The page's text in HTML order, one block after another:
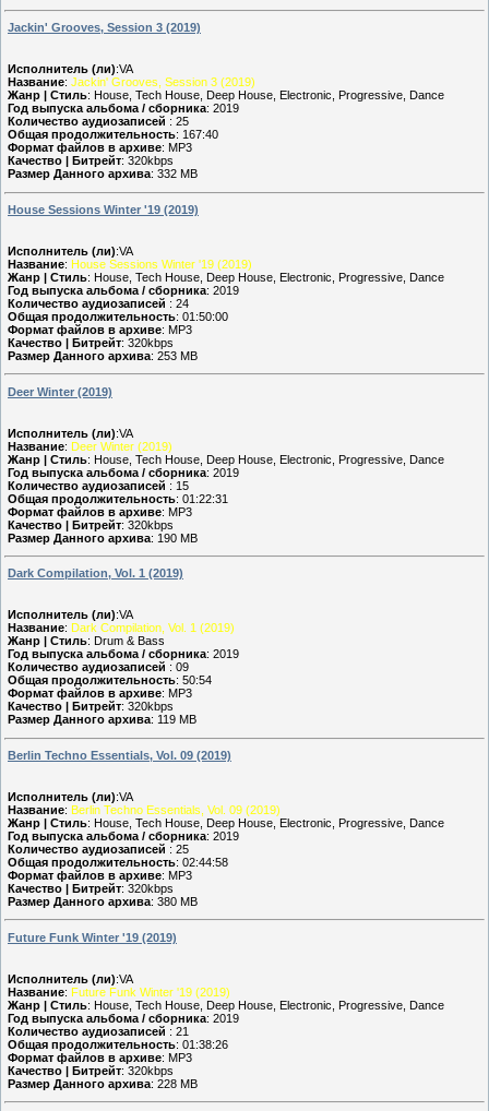
Jackin' Grooves, Session 3 (2019)
Исполнитель (ли):VA
Название: Jackin' Grooves, Session 3 (2019)
Жанр | Стиль: House, Tech House, Deep House, Electronic, Progressive, Dance
Год выпуска альбома / сборника: 2019
Количество аудиозаписей : 25
Общая продолжительность: 167:40
Формат файлов в архиве: MP3
Качество | Битрейт: 320kbps
Размер Данного архива: 332 MB
House Sessions Winter '19 (2019)
Исполнитель (ли):VA
Название: House Sessions Winter '19 (2019)
Жанр | Стиль: House, Tech House, Deep House, Electronic, Progressive, Dance
Год выпуска альбома / сборника: 2019
Количество аудиозаписей : 24
Общая продолжительность: 01:50:00
Формат файлов в архиве: MP3
Качество | Битрейт: 320kbps
Размер Данного архива: 253 MB
Deer Winter (2019)
Исполнитель (ли):VA
Название: Deer Winter (2019)
Жанр | Стиль: House, Tech House, Deep House, Electronic, Progressive, Dance
Год выпуска альбома / сборника: 2019
Количество аудиозаписей : 15
Общая продолжительность: 01:22:31
Формат файлов в архиве: MP3
Качество | Битрейт: 320kbps
Размер Данного архива: 190 MB
Dark Compilation, Vol. 1 (2019)
Исполнитель (ли):VA
Название: Dark Compilation, Vol. 1 (2019)
Жанр | Стиль: Drum & Bass
Год выпуска альбома / сборника: 2019
Количество аудиозаписей : 09
Общая продолжительность: 50:54
Формат файлов в архиве: MP3
Качество | Битрейт: 320kbps
Размер Данного архива: 119 MB
Berlin Techno Essentials, Vol. 09 (2019)
Исполнитель (ли):VA
Название: Berlin Techno Essentials, Vol. 09 (2019)
Жанр | Стиль: House, Tech House, Deep House, Electronic, Progressive, Dance
Год выпуска альбома / сборника: 2019
Количество аудиозаписей : 25
Общая продолжительность: 02:44:58
Формат файлов в архиве: MP3
Качество | Битрейт: 320kbps
Размер Данного архива: 380 MB
Future Funk Winter '19 (2019)
Исполнитель (ли):VA
Название: Future Funk Winter '19 (2019)
Жанр | Стиль: House, Tech House, Deep House, Electronic, Progressive, Dance
Год выпуска альбома / сборника: 2019
Количество аудиозаписей : 21
Общая продолжительность: 01:38:26
Формат файлов в архиве: MP3
Качество | Битрейт: 320kbps
Размер Данного архива: 228 MB